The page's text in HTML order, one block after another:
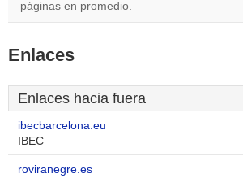
páginas en promedio.
Enlaces
Enlaces hacia fuera
ibecbarcelona.eu
IBEC
roviranegre.es